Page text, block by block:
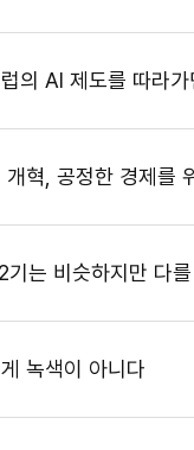
의 AI 제도를 따라
혁, 공정한 경제를
기는 비슷하지만 다
녹색이 아니다